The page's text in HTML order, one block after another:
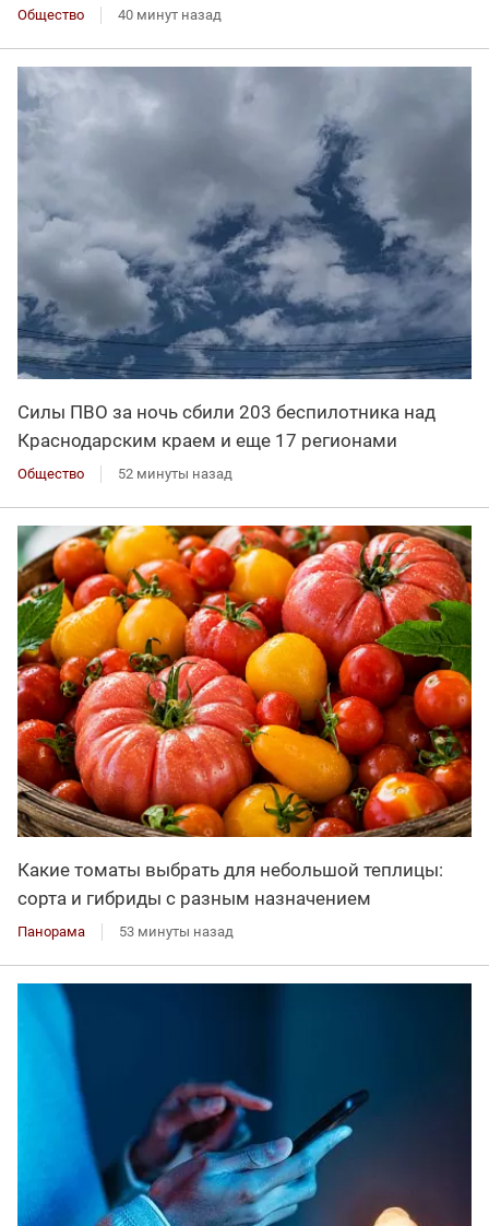
Общество 40 минут назад
Силы ПВО за ночь сбили 203 беспилотника над
Краснодарским краем и еще 17 регионами
Общество 52 минуты назад
Какие томаты выбрать для небольшой теплицы:
сорта и гибриды с разным назначением
Панорама 53 минуты назад